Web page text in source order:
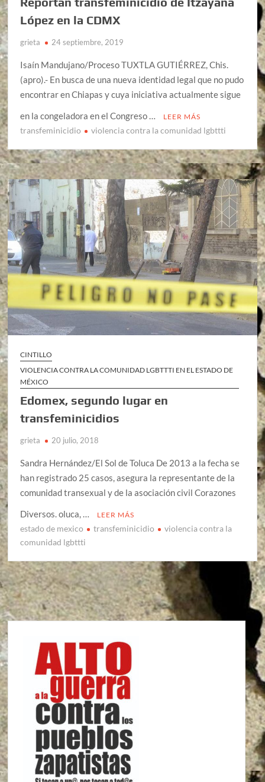
López en la CDMX
grieta 24 septiembre, 2019
Isaín Mandujano/Proceso TUXTLA GUTIÉRREZ, Chis.
(apro).- En busca de una nueva identidad legal que no pudo
encontrar en Chiapas y cuya iniciativa actualmente sigue
en la congeladora en el Congreso …
LEER MÁS
transfeminicidio violencia contra la comunidad lgbttti
CINTILLO
VIOLENCIA CONTRA LA COMUNIDAD LGBTTTI EN EL ESTADO DE
MÉXICO
Edomex, segundo lugar en
transfeminicidios
grieta 20 julio, 2018
Sandra Hernández/El Sol de Toluca De 2013 a la fecha se
han registrado 25 casos, asegura la representante de la
comunidad transexual y de la asociación civil Corazones
Diversos. oluca, …
LEER MÁS
estado de mexico transfeminicidio
violencia contra la
comunidad lgbttti